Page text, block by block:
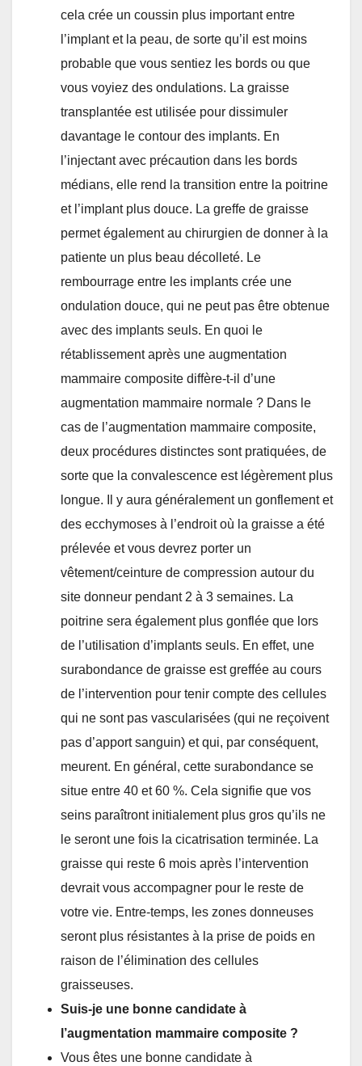
cela crée un coussin plus important entre
l’implant et la peau, de sorte qu’il est moins
probable que vous sentiez les bords ou que
vous voyiez des ondulations. La graisse
transplantée est utilisée pour dissimuler
davantage le contour des implants. En
l’injectant avec précaution dans les bords
médians, elle rend la transition entre la poitrine
et l’implant plus douce. La greffe de graisse
permet également au chirurgien de donner à la
patiente un plus beau décolleté. Le
rembourrage entre les implants crée une
ondulation douce, qui ne peut pas être obtenue
avec des implants seuls. En quoi le
rétablissement après une augmentation
mammaire composite diffère-t-il d’une
augmentation mammaire normale ? Dans le
cas de l’augmentation mammaire composite,
deux procédures distinctes sont pratiquées, de
sorte que la convalescence est légèrement plus
longue. Il y aura généralement un gonflement et
des ecchymoses à l’endroit où la graisse a été
prélevée et vous devrez porter un
vêtement/ceinture de compression autour du
site donneur pendant 2 à 3 semaines. La
poitrine sera également plus gonflée que lors
de l’utilisation d’implants seuls. En effet, une
surabondance de graisse est greffée au cours
de l’intervention pour tenir compte des cellules
qui ne sont pas vascularisées (qui ne reçoivent
pas d’apport sanguin) et qui, par conséquent,
meurent. En général, cette surabondance se
situe entre 40 et 60 %. Cela signifie que vos
seins paraîtront initialement plus gros qu’ils ne
le seront une fois la cicatrisation terminée. La
graisse qui reste 6 mois après l’intervention
devrait vous accompagner pour le reste de
votre vie. Entre-temps, les zones donneuses
seront plus résistantes à la prise de poids en
raison de l’élimination des cellules
graisseuses.
Suis-je une bonne candidate à
l’augmentation mammaire composite ?
Vous êtes une bonne candidate à